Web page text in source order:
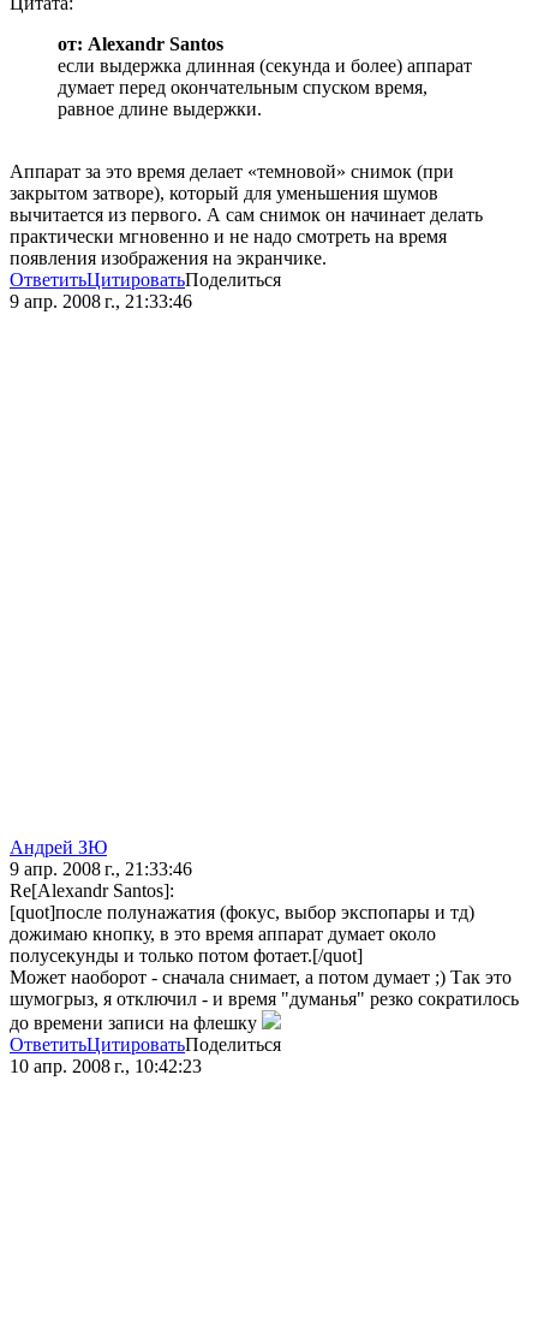
от: Alexandr Santos
если выдержка длинная (секунда и более) аппарат
думает перед окончательным спуском время,
равное длине выдержки.
Аппарат за это время делает «темновой» снимок (при
закрытом затворе), который для уменьшения шумов
вычитается из первого. А сам снимок он начинает делать
практически мгновенно и не надо смотреть на время
появления изображения на экранчике.
ОтветитьЦитироватьПоделиться
9 апр. 2008 г., 21:33:46
Андрей ЗЮ
9 апр. 2008 г., 21:33:46
Re[Alexandr Santos]:
[quot]после полунажатия (фокус, выбор экспопары и тд)
дожимаю кнопку, в это время аппарат думает около
полусекунды и только потом фотает.[/quot]
Может наоборот - сначала снимает, а потом думает ;) Так это
шумогрыз, я отключил - и время "думанья" резко сократилось
до времени записи на флешку
ОтветитьЦитироватьПоделиться
10 апр. 2008 г., 10:42:23